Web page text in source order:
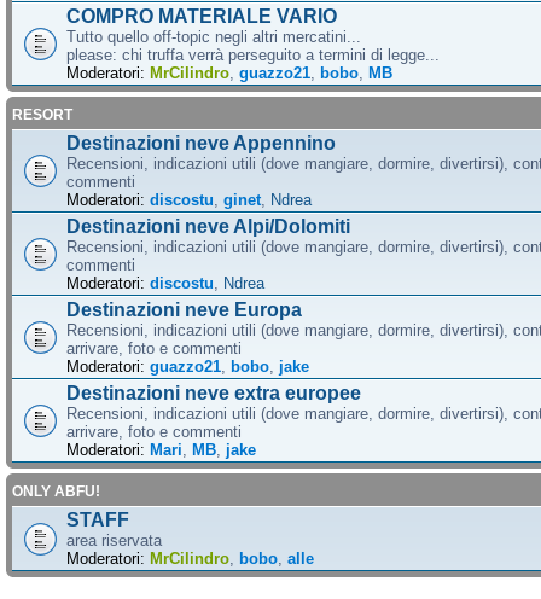
COMPRO MATERIALE VARIO
Tutto quello off-topic negli altri mercatini...
please: chi truffa verrà perseguito a termini di legge...
Moderatori: MrCilindro guazzo21 bobo MB
RESORT
Destinazioni neve Appennino
Recensioni, indicazioni utili (dove mangiare, dormire, divertirsi),
commenti
Moderatori: discostu ginet Ndrea
Destinazioni neve Alpi/Dolomiti
Recensioni, indicazioni utili (dove mangiare, dormire, divertirsi),
commenti
Moderatori: discostu Ndrea
Destinazioni neve Europa
Recensioni, indicazioni utili (dove mangiare, dormire, divertirsi),
arrivare, foto e commenti
Moderatori: guazzo21 bobo jake
Destinazioni neve extra europee
Recensioni, indicazioni utili (dove mangiare, dormire, divertirsi),
arrivare, foto e commenti
Moderatori: Mari MB jake
ONLY ABFU!
STAFF
area riservata
Moderatori: MrCilindro bobo alle